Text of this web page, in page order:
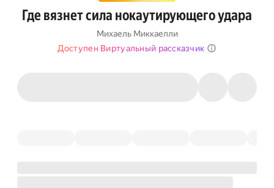
Где вязнет сила нокаутирующего удара
Михаель Миккаелли
Доступен Виртуальный рассказчик